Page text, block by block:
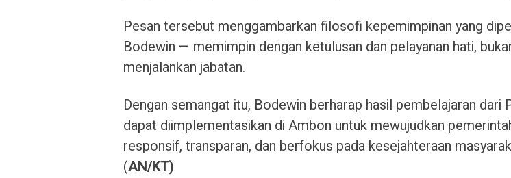
Pesan tersebut menggambarkan filosofi kepemimpinan yang
Bodewin — memimpin dengan ketulusan dan pelayanan hati,
menjalankan jabatan.
Dengan semangat itu, Bodewin berharap hasil pembelajaran dari
dapat diimplementasikan di Ambon untuk mewujudkan
responsif, transparan, dan berfokus pada kesejahteraan
(AN/KT)